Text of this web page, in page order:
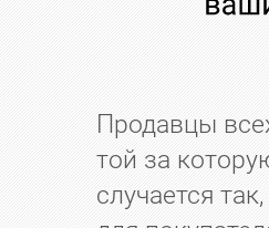
Продавцы
той за
случается